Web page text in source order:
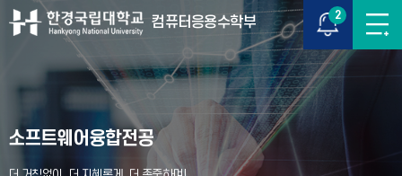
컴퓨터응용수학부 2
소프트웨어융합전공